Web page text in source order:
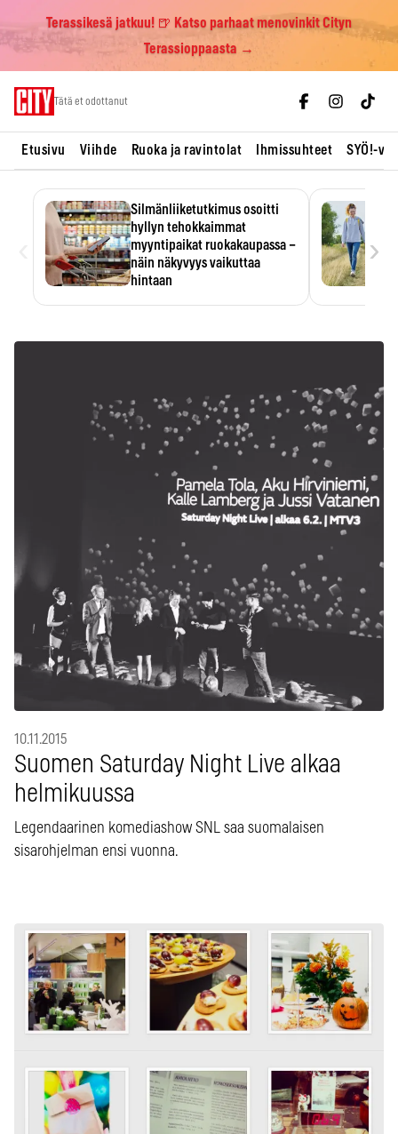
Terassikesä jatkuu! 🍺 Katso parhaat menovinkit Cityn
Terassioppaasta →
Tätä et odottanut
Etusivu Viihde Ruoka ja ravintolat Ihmissuhteet SYÖ!-
Silmänliiketutkimus osoitti
hyllyn tehokkaimmat
myyntipaikat ruokakaupassa –
näin näkyvyys vaikuttaa
hintaan
›
10.11.2015
Suomen Saturday Night Live alkaa
helmikuussa
Legendaarinen komediashow SNL saa suomalaisen
sisarohjelman ensi vuonna.